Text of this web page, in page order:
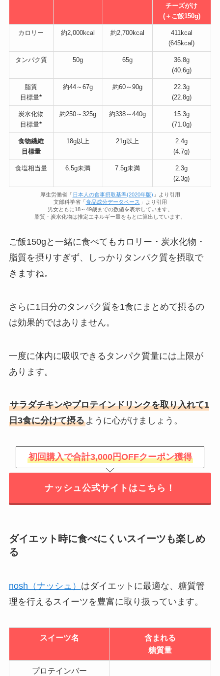
チーズがけ
(＋ご飯150g)
カロリー 約2,000kcal 約2,700kcal
411kcal
(645kcal)
タンパク質 50g 65g
36.8g
(40.6g)
脂質
目標量*
約44～67g 約60～90g
22.3g
(22.8g)
炭水化物
目標量*
約250～325g 約338～440g
15.3g
(71.0g)
食物繊維
目標量
18g以上 21g以上
2.4g
(4.7g)
食塩相当量 6.5g未満 7.5g未満
2.3g
(2.3g)
厚生労働省「日本人の食事摂取基準(2020年版) 」より引用
文部科学省「食品成分データベース 」より引用
男女ともに18～49歳までの数値を表示しています。
脂質・炭水化物は推定エネルギー量をもとに算出しています。
ご飯150gと一緒に食べてもカロリー・炭水化物・
脂質を摂りすぎず、しっかりタンパク質を摂取で
きますね。
さらに1日分のタンパク質を1食にまとめて摂るの
は効果的ではありません。
一度に体内に吸収できるタンパク質量には上限が
あります。
サラダチキンやプロテインドリンクを取り入れて1
日3食に分けて摂るように心がけましょう。
初回購入で合計3,000円OFFクーポン獲得
ナッシュ公式サイトはこちら！
ダイエット時に食べにくいスイーツも楽しめ
る
nosh（ナッシュ） はダイエットに最適な、糖質管
理を行えるスイーツを豊富に取り扱っています。
スイーツ名
含まれる
糖質量
プロテインバー